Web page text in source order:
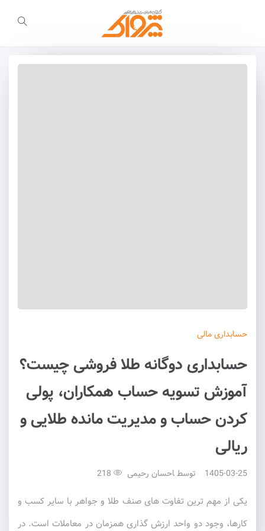
حسابداریمالی
حسابداری دوگانه طلا فروشی چیست؟
آموزش تسویه حساب همکاران، پولی
کردن حساب و مدیریت مانده طلایی و
ریالی
1405-03-25 توسط احسان رحیمی
یکی از مهم ترین تفاوت های صنف طلا و جواهر با سایر کسب و
کارها، وجود دو واحد ارزش گذاری همزمان در معاملات است. در